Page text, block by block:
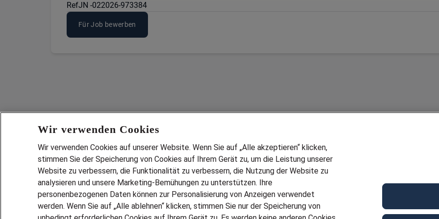
RefJN -022026-973384
Für Job bewerben
Services
JOBSUCHE
LEBENSLAUF GENERATOR
Wir verwenden Cookies
Wir verwenden Cookies auf unserer Website. Wenn Sie auf „Alle akzeptieren“ klicken,
stimmen Sie der Speicherung von Cookies auf Ihrem Gerät zu, um die Leistung unserer
Website zu verbessern, die Funktionalität zu verbessern, die Nutzung der Website zu
analysieren und unsere Marketing-Bemühungen zu unterstützen. Ihre
personenbezogenen Daten können zur Personalisierung von Anzeigen verwendet
werden. Wenn Sie auf „Alle ablehnen“ klicken, stimmen Sie nur der Speicherung von